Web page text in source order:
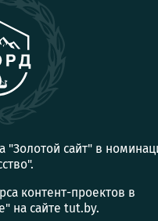
"Золотой сайт" в
контент-проектов в
на сайте tut.by.